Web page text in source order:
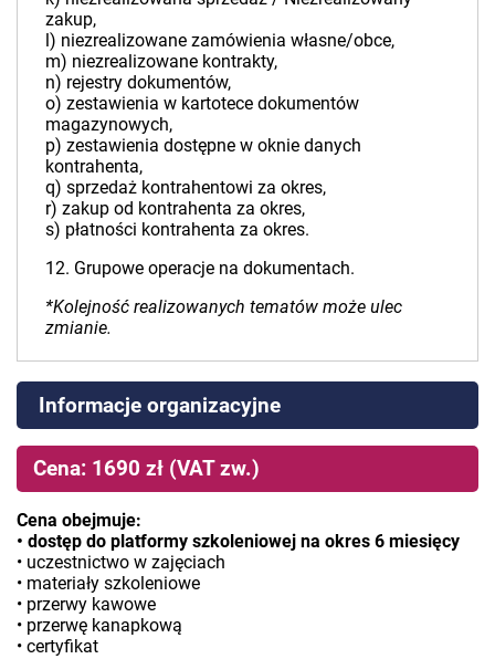
zakup,
l) niezrealizowane zamówienia własne/obce,
m) niezrealizowane kontrakty,
n) rejestry dokumentów,
o) zestawienia w kartotece dokumentów
magazynowych,
p) zestawienia dostępne w oknie danych
kontrahenta,
q) sprzedaż kontrahentowi za okres,
r) zakup od kontrahenta za okres,
s) płatności kontrahenta za okres.
12. Grupowe operacje na dokumentach.
*Kolejność realizowanych tematów może ulec
zmianie.
Informacje organizacyjne
Cena: 1690 zł (VAT zw.)
Cena obejmuje:
• dostęp do platformy szkoleniowej na okres 6 miesięcy
• uczestnictwo w zajęciach
• materiały szkoleniowe
• przerwy kawowe
• przerwę kanapkową
• certyfikat